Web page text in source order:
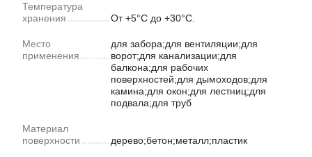
Температура
хранения
От +5°С до +30°С.
Место
применения
для забора;для вентиляции;для
ворот;для канализации;для
балкона;для рабочих
поверхностей;для дымоходов;для
камина;для окон;для лестниц;для
подвала;для труб
Материал
поверхности
дерево;бетон;металл;пластик